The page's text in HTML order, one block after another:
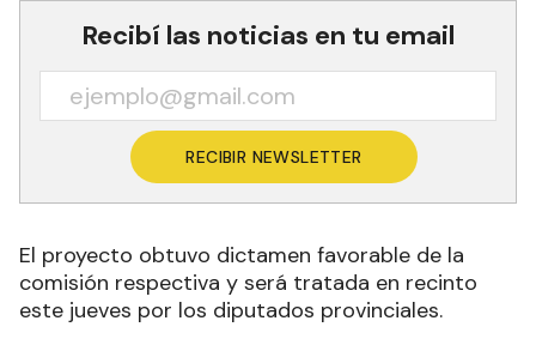
Recibí las noticias en tu email
RECIBIR NEWSLETTER
El proyecto obtuvo dictamen favorable de la
comisión respectiva y será tratada en recinto
este jueves por los diputados provinciales.